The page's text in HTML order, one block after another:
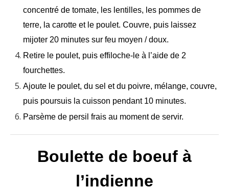
concentré de tomate, les lentilles, les pommes de
terre, la carotte et le poulet. Couvre, puis laissez
mijoter 20 minutes sur feu moyen / doux.
Retire le poulet, puis effiloche-le à l’aide de 2
fourchettes.
Ajoute le poulet, du sel et du poivre, mélange, couvre,
puis poursuis la cuisson pendant 10 minutes.
Parsème de persil frais au moment de servir.
Boulette de boeuf à
l’indienne